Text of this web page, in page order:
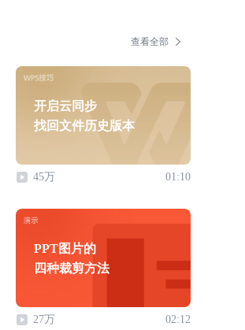
查看全部
开启云同步
找回文件历史版本
45万 01:10
PPT图片的
四种裁剪方法
27万 02:12